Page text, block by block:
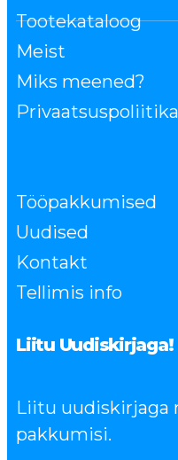
Tootekataloog
Meist
Miks meened?
Privaatsuspoliitika
Tööpakkumised
Uudised
Kontakt
Tellimis info
Liitu Uudiskirjaga!
Liitu uudiskirjaga
pakkumisi.